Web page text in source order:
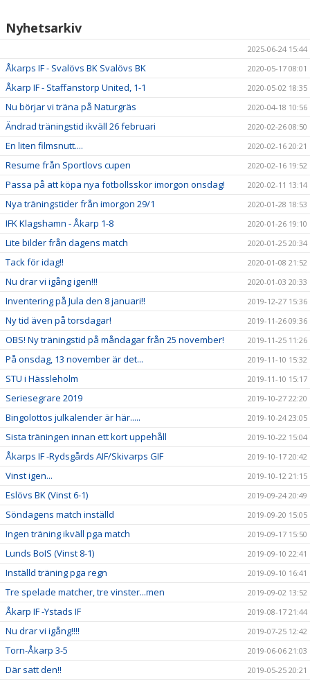
Nyhetsarkiv
2025-06-24 15:44
Åkarps IF - Svalövs BK Svalövs BK 2020-05-17 08:01
Åkarp IF - Staffanstorp United, 1-1 2020-05-02 18:35
Nu börjar vi träna på Naturgräs 2020-04-18 10:56
Ändrad träningstid ikväll 26 februari 2020-02-26 08:50
En liten filmsnutt.... 2020-02-16 20:21
Resume från Sportlovs cupen 2020-02-16 19:52
Passa på att köpa nya fotbollsskor imorgon onsdag! 2020-02-11 13:14
Nya träningstider från imorgon 29/1 2020-01-28 18:53
IFK Klagshamn - Åkarp 1-8 2020-01-26 19:10
Lite bilder från dagens match 2020-01-25 20:34
Tack för idag!! 2020-01-08 21:52
Nu drar vi igång igen!!! 2020-01-03 20:33
Inventering på Jula den 8 januari!! 2019-12-27 15:36
Ny tid även på torsdagar! 2019-11-26 09:36
OBS! Ny träningstid på måndagar från 25 november! 2019-11-25 11:26
På onsdag, 13 november är det... 2019-11-10 15:32
STU i Hässleholm 2019-11-10 15:17
Seriesegrare 2019 2019-10-27 22:20
Bingolottos julkalender är här..... 2019-10-24 23:05
Sista träningen innan ett kort uppehåll 2019-10-22 15:04
Åkarps IF -Rydsgårds AIF/Skivarps GIF 2019-10-17 20:42
Vinst igen... 2019-10-12 21:15
Eslövs BK (Vinst 6-1) 2019-09-24 20:49
Söndagens match inställd 2019-09-20 15:05
Ingen träning ikväll pga match 2019-09-17 15:50
Lunds BoIS (Vinst 8-1) 2019-09-10 22:41
Inställd träning pga regn 2019-09-10 16:41
Tre spelade matcher, tre vinster...men 2019-09-02 13:52
Åkarp IF -Ystads IF 2019-08-17 21:44
Nu drar vi igång!!!! 2019-07-25 12:42
Torn-Åkarp 3-5 2019-06-06 21:03
Där satt den!! 2019-05-25 20:21